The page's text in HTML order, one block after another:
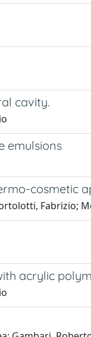
cavity.
emulsions
cosmetic
Fabrizio;
acrylic